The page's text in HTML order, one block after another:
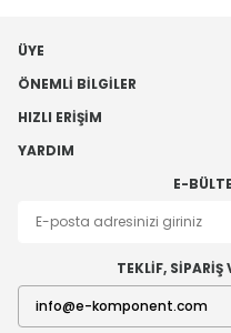
ÜYE
ÖNEMLI BILGILER
HIZLI ERIŞIM
YARDIM
E-
TEKLİF,